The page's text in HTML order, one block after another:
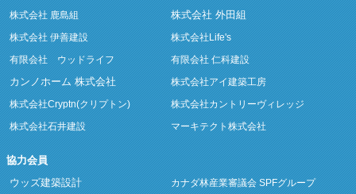
株式会社 鹿島組
株式会社 外田組
株式会社 伊善建設
株式会社Life's
有限会社 ウッドライフ
有限会社 仁科建設
カンノホーム 株式会社
株式会社アイ建築工房
株式会社Cryptn(クリプトン)
株式会社カントリーヴィレッジ
株式会社石井建設
マーキテクト株式会社
協力会員
ウッズ建築設計
カナダ林産業審議会 SPFグループ